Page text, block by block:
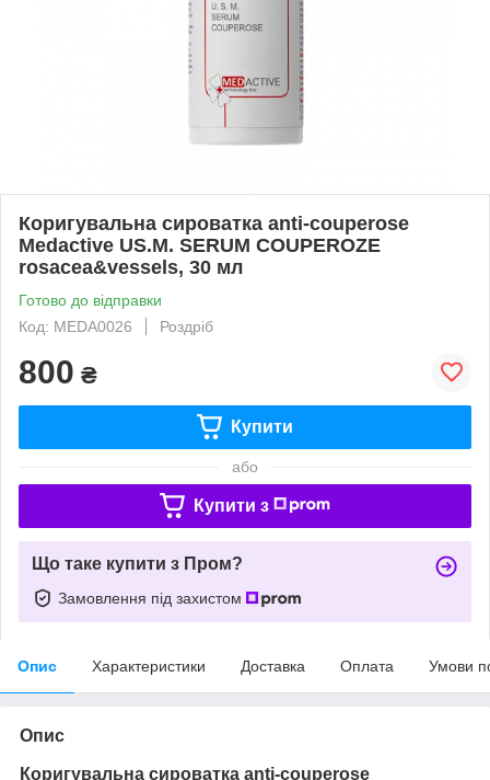
Коригувальна сироватка anti-couperose
Medactive US.M. SERUM COUPEROZE
rosacea&vessels, 30 мл
Готово до відправки
Код: MEDA0026
Роздріб
800 ₴
Купити
або
Купити з
Що таке купити з Пром?
Замовлення під захистом
Опис Характеристики Доставка Оплата Умови
Опис
Коригувальна сироватка anti-couperose